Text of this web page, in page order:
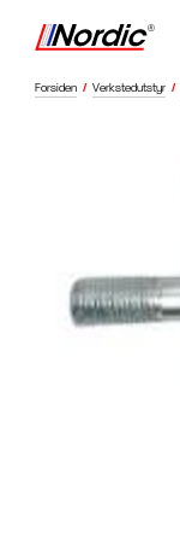
Forsiden / Verkstedutstyr /